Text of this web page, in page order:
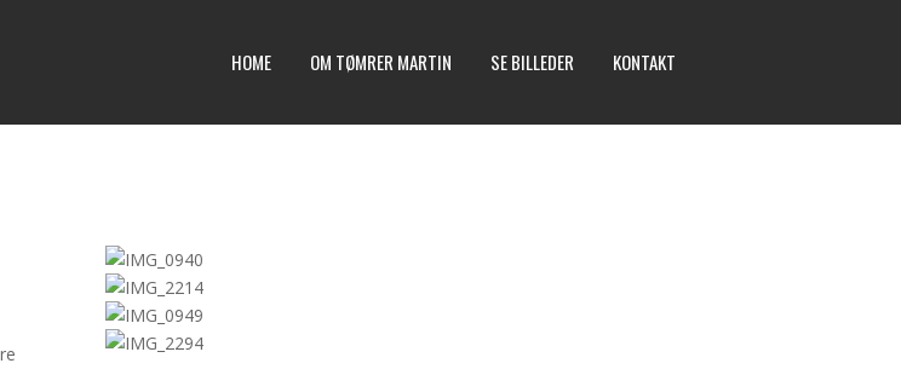
HOME OM TØMRER MARTIN SE BILLEDER KONTAKT